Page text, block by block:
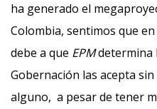
ha generado el
Colombia, sentimos que
debe a que EPMdetermina
Gobernación las acepta
alguno, a pesar de tener